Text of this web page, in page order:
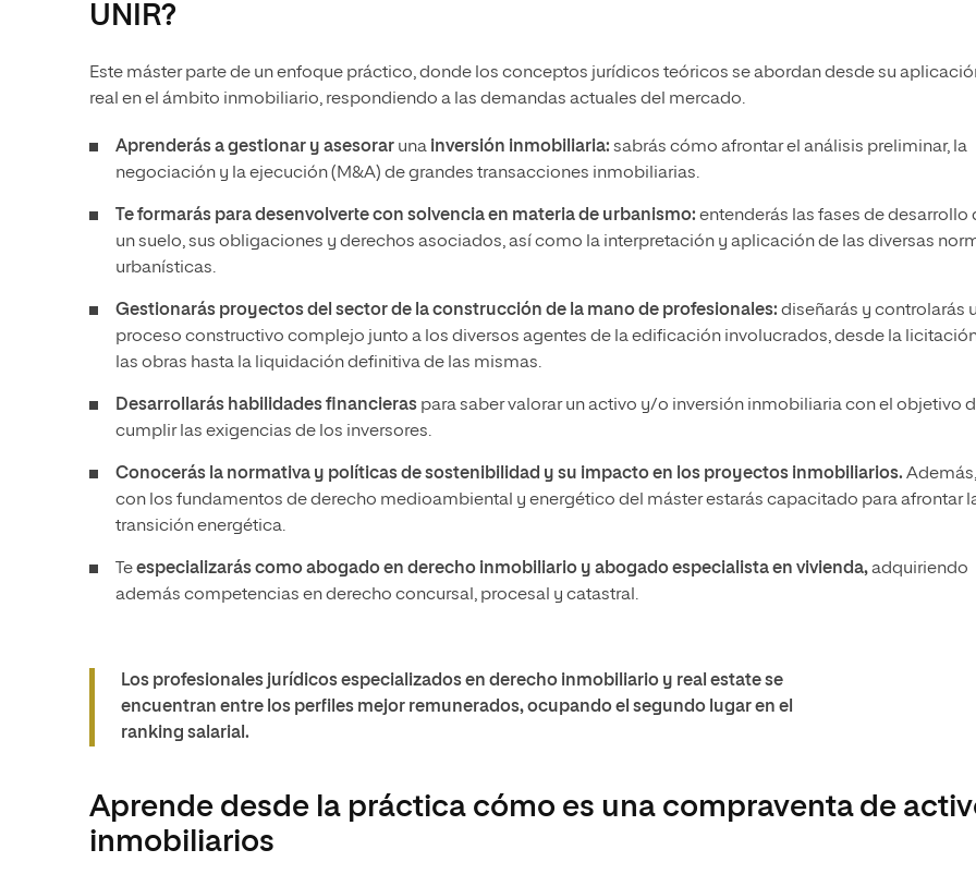
UNIR?
Este máster parte de un enfoque práctico, donde los conceptos jurídicos teóricos se abordan desde su
real en el ámbito inmobiliario, respondiendo a las demandas actuales del mercado.
Aprenderás a gestionar y asesorar una inversión inmobiliaria: sabrás cómo afrontar el análisis preliminar, la
negociación y la ejecución (M&A) de grandes transacciones inmobiliarias.
Te formarás para desenvolverte con solvencia en materia de urbanismo: entenderás las fases de desarrollo
un suelo, sus obligaciones y derechos asociados, así como la interpretación y aplicación de las diversas
urbanísticas.
Gestionarás proyectos del sector de la construcción de la mano de profesionales: diseñarás y controlarás
proceso constructivo complejo junto a los diversos agentes de la edificación involucrados, desde la
las obras hasta la liquidación definitiva de las mismas.
Desarrollarás habilidades financieras para saber valorar un activo y/o inversión inmobiliaria con el objetivo
cumplir las exigencias de los inversores.
Conocerás la normativa y políticas de sostenibilidad y su impacto en los proyectos inmobiliarios. Además,
con los fundamentos de derecho medioambiental y energético del máster estarás capacitado para afrontar
transición energética.
Teespecializarás como abogado en derecho inmobiliario y abogado especialista en vivienda,adquiriendo
además competencias en derecho concursal, procesal y catastral.
Los profesionales jurídicos especializados en derecho inmobiliario y real estate se
encuentran entre los perfiles mejor remunerados, ocupando el segundo lugar en el
ranking salarial.
Aprende desde la práctica cómo es una compraventa de
inmobiliarios